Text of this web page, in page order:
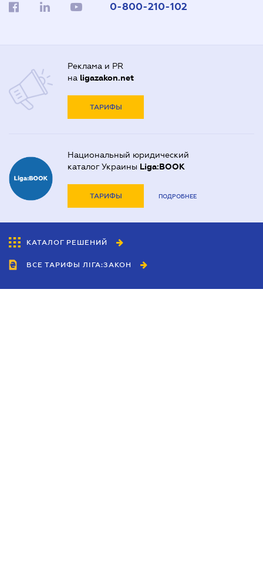
0-800-210-102
Реклама и PR
на ligazakon.net
ТАРИФЫ
Национальный юридический
каталог Украины Liga:BOOK
ТАРИФЫ ПОДРОБНЕЕ
КАТАЛОГ РЕШЕНИЙ
ВСЕ ТАРИФЫ ЛІГА:ЗАКОН